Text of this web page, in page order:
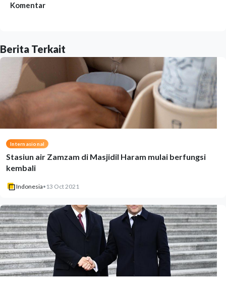
Komentar
Berita Terkait
Internasional
Stasiun air Zamzam di Masjidil Haram mulai berfungsi
kembali
Indonesia• 13 Oct 2021